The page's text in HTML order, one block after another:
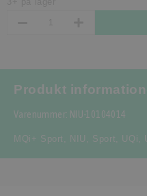
Produkt
Varenummer: NIU-10104014
MQi+ Sport , NIU , Sport, UQi,